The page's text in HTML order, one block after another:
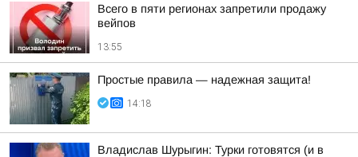
Всего в пяти регионах запретили продажу
вейпов
13:55
Простые правила — надежная защита!
14:18
Владислав Шурыгин: Турки готовятся (и в